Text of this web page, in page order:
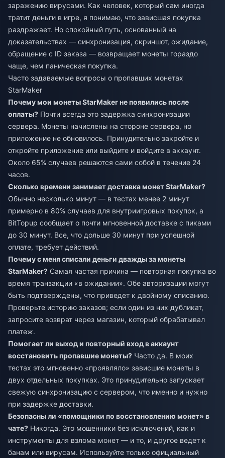
заражению вирусами. Как человек, который сам иногда
тратит деньги в игре, я понимаю, что зависшая покупка
раздражает. Но спокойный путь, основанный на
доказательствах — синхронизация, скриншот, ожидание,
обращение с ID заказа — возвращает монеты гораздо
чаще, чем паническая покупка.
Часто задаваемые вопросы о пропавших монетах
StarMaker
Почему мои монеты StarMaker не появились после
оплаты? Почти всегда это задержка синхронизации
сервера. Монеты начислены на стороне сервера, но
приложение не обновилось. Принудительно закройте и
откройте приложение или выйдите и войдите в аккаунт.
Около 65% случаев решаются сами собой в течение 24
часов.
Сколько времени занимает доставка монет StarMaker?
Обычно несколько минут — в тестах менее 2 минут
примерно в 80% случаев для внутриигровых покупок, а
BitTopup сообщает о почти мгновенной доставке с пиками
до 30 минут. Все, что дольше 30 минут при успешной
оплате, требует действий.
Почему с меня списали деньги дважды за монеты
StarMaker? Самая частая причина — повторная покупка во
время транзакции «в ожидании». Обе авторизации могут
быть подтверждены, что приведет к двойному списанию.
Проверьте историю заказов; если один из них дубликат,
запросите возврат через магазин, который обрабатывал
платеж.
Помогает ли выход и повторный вход в аккаунт
восстановить пропавшие монеты? Часто да. В моих
тестах это мгновенно «проявляло» зависшие монеты в
двух отдельных покупках. Это принудительно запускает
свежую синхронизацию с сервером, что именно и нужно
при задержке доставки.
Безопасны ли «помощники по восстановлению монет» в
чате? Никогда. Это мошенники без исключений, как и
инструменты для взлома монет — и то, и другое ведет к
банам или вирусам. Используйте только официальный